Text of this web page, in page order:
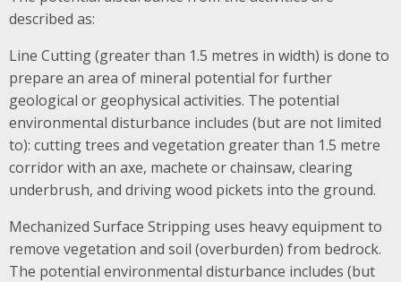
described as:
Line Cutting (greater than 1.5 metres in width) is done to
prepare an area of mineral potential for further
geological or geophysical activities. The potential
environmental disturbance includes (but are not limited
to): cutting trees and vegetation greater than 1.5 metre
corridor with an axe, machete or chainsaw, clearing
underbrush, and driving wood pickets into the ground.
Mechanized Surface Stripping uses heavy equipment to
remove vegetation and soil (overburden) from bedrock.
The potential environmental disturbance includes (but